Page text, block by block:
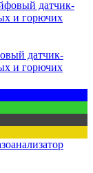
датчик-
и горючих